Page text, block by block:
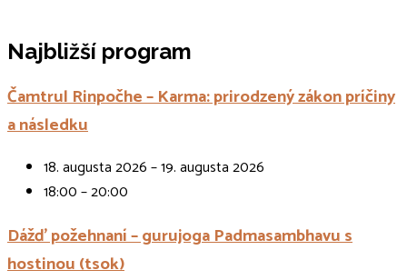
Najbližší program
Čamtrul Rinpočhe – Karma: prirodzený zákon príčiny
a následku
18. augusta 2026 – 19. augusta 2026
18:00 – 20:00
Dážď požehnaní – gurujoga Padmasambhavu s
hostinou (tsok)